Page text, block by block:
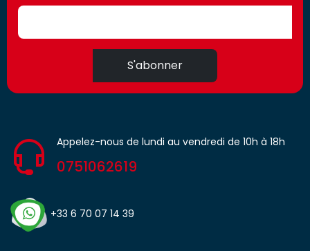
S'abonner
Appelez-nous de lundi au vendredi de 10h à 18h
0751062619
+33 6 70 07 14 39